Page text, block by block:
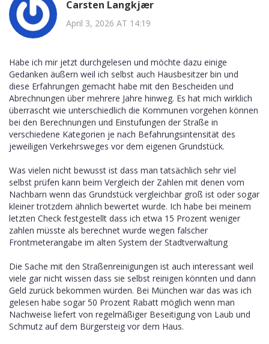
Carsten Langkjær
April 3, 2026 AT 14:19
Habe ich mir jetzt durchgelesen und möchte dazu einige
Gedanken äußern weil ich selbst auch Hausbesitzer bin und
diese Erfahrungen gemacht habe mit den Bescheiden und
Abrechnungen über mehrere Jahre hinweg. Es hat mich wirklich
überrascht wie unterschiedlich die Kommunen vorgehen können
bei den Berechnungen und Einstufungen der Straße in
verschiedene Kategorien je nach Befahrungsintensität des
jeweiligen Verkehrsweges vor dem eigenen Grundstück.
Was vielen nicht bewusst ist dass man tatsächlich sehr viel
selbst prüfen kann beim Vergleich der Zahlen mit denen vom
Nachbarn wenn das Grundstück vergleichbar groß ist oder sogar
kleiner trotzdem ähnlich bewertet wurde. Ich habe bei meinem
letzten Check festgestellt dass ich etwa 15 Prozent weniger
zahlen müsste als berechnet wurde wegen falscher
Frontmeterangabe im alten System der Stadtverwaltung
Die Sache mit den Straßenreinigungen ist auch interessant weil
viele gar nicht wissen dass sie selbst reinigen könnten und dann
Geld zurück bekommen würden. Bei München war das was ich
gelesen habe sogar 50 Prozent Rabatt möglich wenn man
Nachweise liefert von regelmäßiger Beseitigung von Laub und
Schmutz auf dem Bürgersteig vor dem Haus.